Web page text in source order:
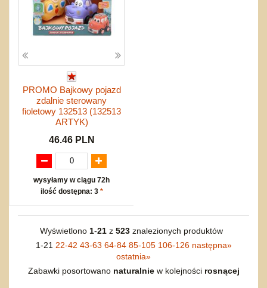
PROMO Bajkowy pojazd
zdalnie sterowany
fioletowy 132513 (132513
ARTYK)
46.46 PLN
wysyłamy w ciągu 72h
ilość dostępna: 3 *
Wyświetlono 1-21z 523znalezionych produktów
1-21 22-42 43-63 64-84 85-105 106-126 następna»
ostatnia»
Zabawki posortowano naturalniew kolejności rosnącej